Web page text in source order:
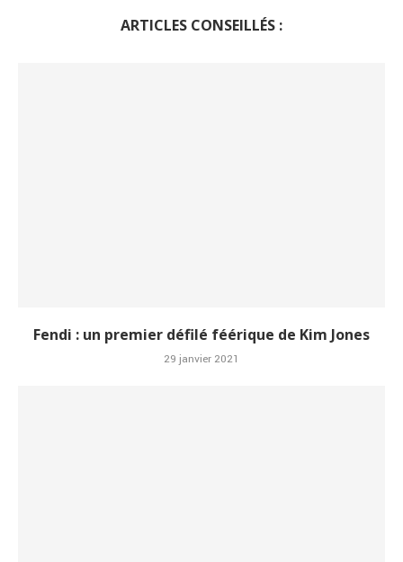
ARTICLES CONSEILLÉS :
Fendi : un premier défilé féérique de Kim Jones
29 janvier 2021